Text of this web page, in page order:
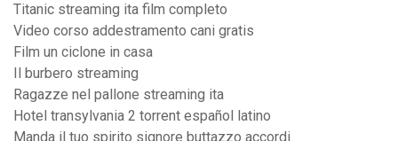
Titanic streaming ita film completo
Video corso addestramento cani gratis
Film un ciclone in casa
Il burbero streaming
Ragazze nel pallone streaming ita
Hotel transylvania 2 torrent español latino
Manda il tuo spirito signore buttazzo accordi